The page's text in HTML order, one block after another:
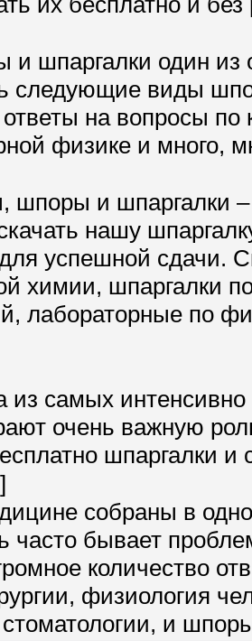
и шпаргалки один
следующие виды
на вопросы
физике и много,
шпоры и шпаргалки
нашу
успешной сдачи.
химии, шпаргалки
лабораторные по
из самых
очень важную
шпаргалки и
собраны в
часто бывает
количество
физиология
и